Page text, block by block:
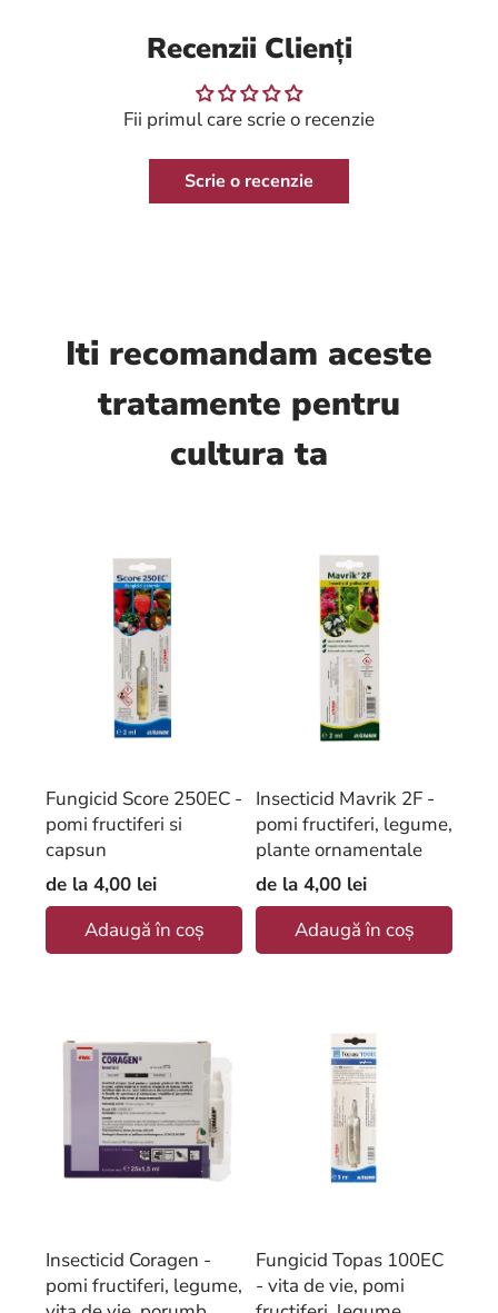
Recenzii Clienți
Fii primul care scrie o recenzie
Scrie o recenzie
Iti recomandam aceste
tratamente pentru
cultura ta
Fungicid Score 250EC -
pomi fructiferi si
capsun
de la 4,00 lei
Adaugă în coș
Insecticid Mavrik 2F -
pomi fructiferi, legume,
plante ornamentale
de la 4,00 lei
Adaugă în coș
Insecticid Coragen -
pomi fructiferi, legume,
Fungicid Topas 100EC
- vita de vie, pomi